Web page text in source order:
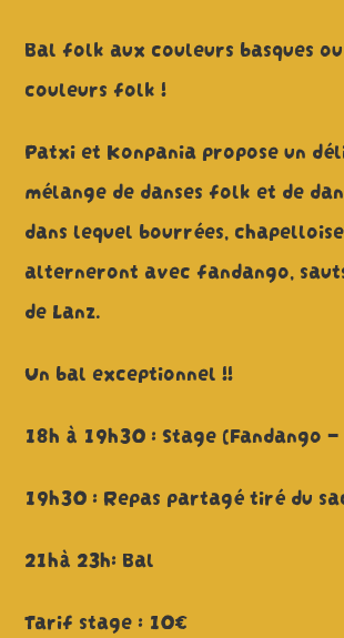
Bal folk aux couleurs basques
couleurs folk !
Patxi et Konpania propose un
mélange de danses folk et de
dans lequel bourrées,
alterneront avec fandango,
de Lanz.
Un bal exceptionnel !!
18h à 19h30 : Stage (Fandango
19h30 : Repas partagé tiré du
21hà 23h: Bal
Tarif stage : 10€